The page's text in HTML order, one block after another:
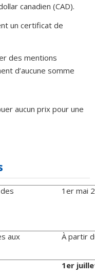
canadien (CAD).
un certificat de
des mentions
d’aucune somme
aucun prix pour une
1er mai
aux
À partir
1er